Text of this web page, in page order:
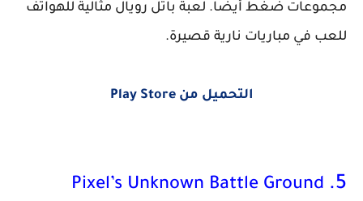
مجموعات ضغط أيضًا. لعبة باتل رويال مثالية للهواتف
للعب في مباريات نارية قصيرة.
التحميل من Play Store
5.
Pixel’s Unknown Battle Ground